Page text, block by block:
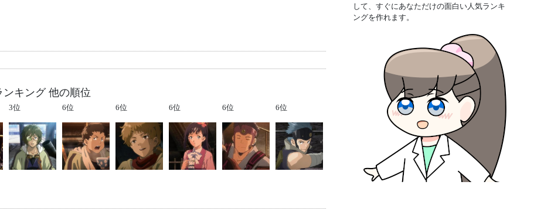
キング 他の順位
3位 6位 6位 6位 6位 6位
して、すぐにあなただけの面白い人気ランキ
ングを作れます。